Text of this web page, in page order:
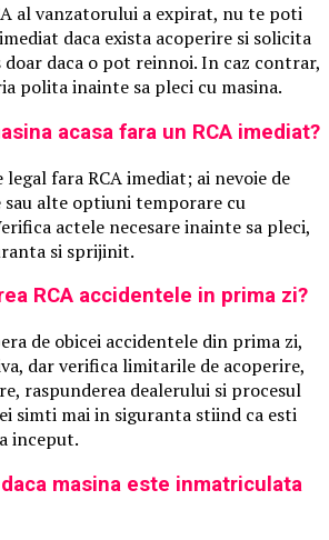
al vanzatorului a expirat, nu te poti
daca exista acoperire si solicita
daca o pot reinnoi. In caz contrar,
polita inainte sa pleci cu masina.
acasa fara un RCA imediat?
fara RCA imediat; ai nevoie de
sau alte optiuni temporare cu
actele necesare inainte sa pleci,
si sprijinit.
RCA accidentele in prima zi?
de obicei accidentele din prima zi,
dar verifica limitarile de acoperire,
raspunderea dealerului si procesul
simti mai in siguranta stiind ca esti
inceput.
masina este inmatriculata